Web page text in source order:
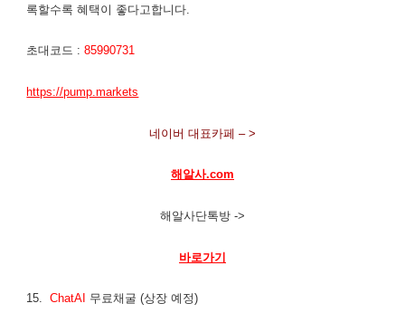
록할수록 혜택이 좋다고합니다.
초대코드 :85990731
https://pump.markets
네이버 대표카페 – >
해알사.com
해알사단톡방 ->
바로가기
15.ChatAI 무료채굴 (상장 예정)